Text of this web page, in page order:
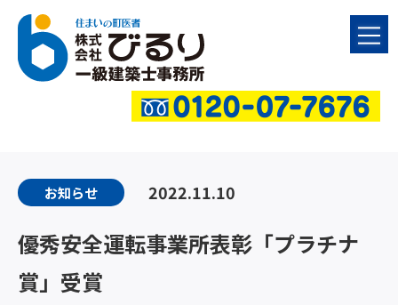
お知らせ 2022.11.10
優秀安全運転事業所表彰「プラチナ
賞」受賞